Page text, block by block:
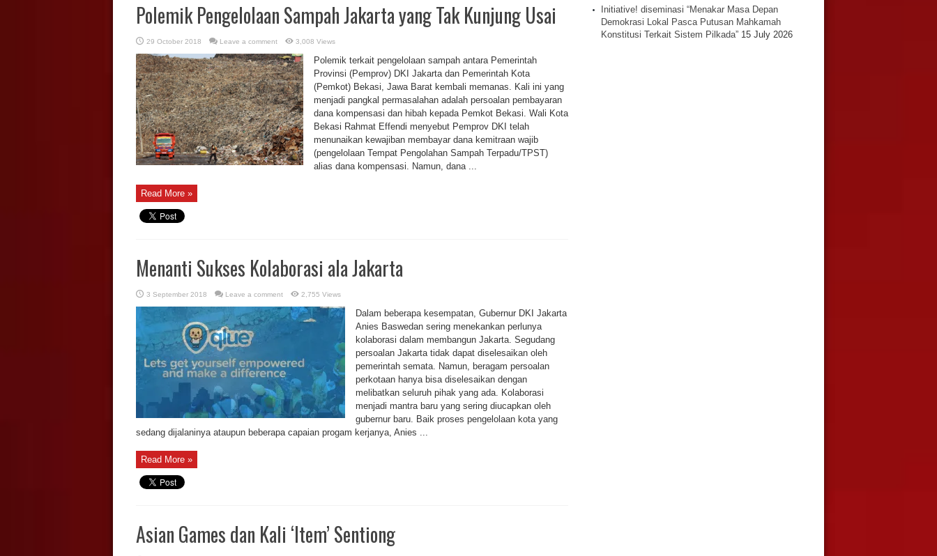
Polemik Pengelolaan Sampah Jakarta yang Tak Kunjung Usai
29 October 2018 Leave a comment 3,008 Views
Polemik terkait pengelolaan sampah antara Pemerintah
Provinsi (Pemprov) DKI Jakarta dan Pemerintah Kota
(Pemkot) Bekasi, Jawa Barat kembali memanas. Kali ini yang
menjadi pangkal permasalahan adalah persoalan pembayaran
dana kompensasi dan hibah kepada Pemkot Bekasi. Wali Kota
Bekasi Rahmat Effendi menyebut Pemprov DKI telah
menunaikan kewajiban membayar dana kemitraan wajib
(pengelolaan Tempat Pengolahan Sampah Terpadu/TPST)
alias dana kompensasi. Namun, dana ...
Read More »
Menanti Sukses Kolaborasi ala Jakarta
3 September 2018 Leave a comment 2,755 Views
Dalam beberapa kesempatan, Gubernur DKI Jakarta
Anies Baswedan sering menekankan perlunya
kolaborasi dalam membangun Jakarta. Segudang
persoalan Jakarta tidak dapat diselesaikan oleh
pemerintah semata. Namun, beragam persoalan
perkotaan hanya bisa diselesaikan dengan
melibatkan seluruh pihak yang ada. Kolaborasi
menjadi mantra baru yang sering diucapkan oleh
gubernur baru. Baik proses pengelolaan kota yang
sedang dijalaninya ataupun beberapa capaian progam kerjanya, Anies ...
Read More »
Asian Games dan Kali ‘Item’ Sentiong
Initiative! diseminasi “Menakar Masa Depan
Demokrasi Lokal Pasca Putusan Mahkamah
Konstitusi Terkait Sistem Pilkada” 15 July 2026